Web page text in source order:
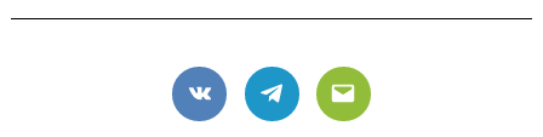
VK Telegram
Email